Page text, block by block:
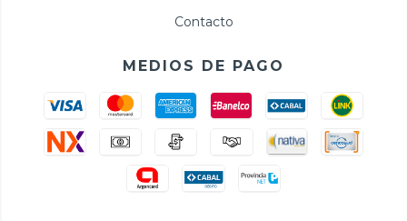
Contacto
MEDIOS DE PAGO